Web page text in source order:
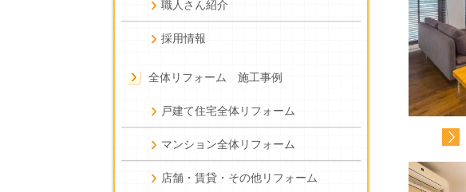
職人さん紹介
採用情報
全体リフォーム 施工事例
戸建て住宅全体リフォーム
マンション全体リフォーム
店舗・賃貸・その他リフォーム